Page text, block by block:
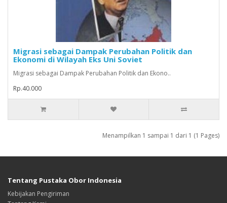
Migrasi sebagai Dampak Perubahan Politik dan
Ekonomi di Wilayah Eks Uni Soviet
Migrasi sebagai Dampak Perubahan Politik dan Ekono..
Rp.40.000
Menampilkan 1 sampai 1 dari 1 (1 Pages)
Tentang Pustaka Obor Indonesia
Kebijakan Pengiriman